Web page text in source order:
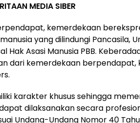
MEDIA SIBER
kemerdekaan
yang dilindungi Pancasila,
Hak Asasi Manusia PBB.
dari kemerdekaan berpendapat,
karakter khusus sehingga
dilaksanakan secara
Undang-Undang Nomor 40